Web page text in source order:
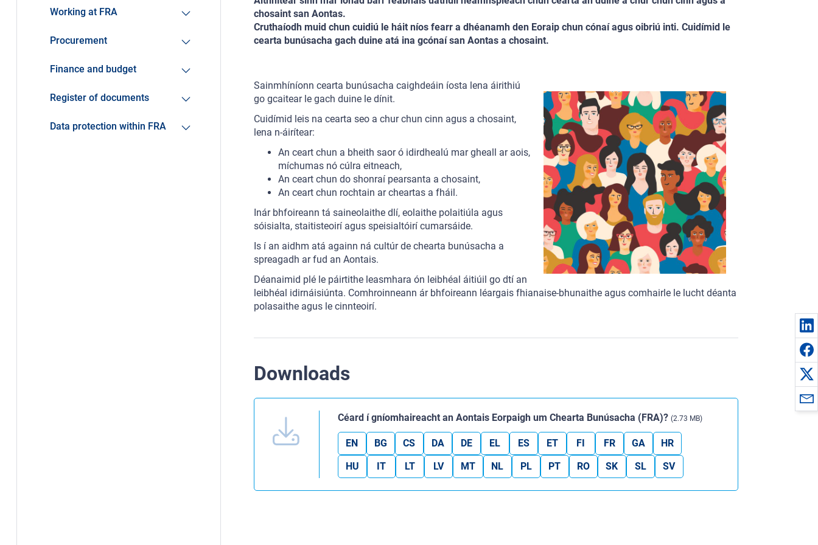
chosaint san Aontas.
Cruthaíodh muid chun cuidiú le háit níos fearr a dhéanamh den Eoraip chun cónaí agus oibriú inti. Cuidímid le
cearta bunúsacha gach duine atá ina gcónaí san Aontas a chosaint.
Sainmhíníonn cearta bunúsacha caighdeáin íosta lena áirithiú
go gcaitear le gach duine le dínit.
Cuidímid leis na cearta seo a chur chun cinn agus a chosaint,
lena n-áirítear:
An ceart chun a bheith saor ó idirdhealú mar gheall ar aois,
míchumas nó cúlra eitneach,
An ceart chun do shonraí pearsanta a chosaint,
An ceart chun rochtain ar cheartas a fháil.
Inár bhfoireann tá saineolaithe dlí, eolaithe polaitiúla agus
sóisialta, staitisteoirí agus speisialtóirí cumarsáide.
Is í an aidhm atá againn ná cultúr de chearta bunúsacha a
spreagadh ar fud an Aontais.
Déanaimid plé le páirtithe leasmhara ón leibhéal áitiúil go dtí an
leibhéal idirnáisiúnta. Comhroinneann ár bhfoireann léargais fhianaise-bhunaithe agus comhairle le lucht déanta
polasaithe agus le cinnteoirí.
Downloads
Céard í gníomhaireacht an Aontais Eorpaigh um Chearta Bunúsacha (FRA)? (2.73 MB)
EN BG CS DA DE EL ES ET FI FR GA
HR
HU
IT LT LV MT NL PL PT RO SK SL SV
Working at FRA
Procurement
Finance and budget
Register of documents
Data protection within FRA